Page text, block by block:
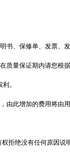
书、保修单、发票、
质量保证期内请您
。
由此增加的费用将由
拒绝没有任何原因